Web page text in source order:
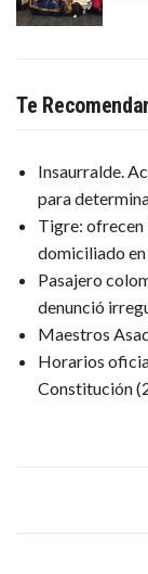
Te
Insaurralde.
para
Tigre:
domiciliado
Pasajero
denunció
Maestros
Horarios
Constitución